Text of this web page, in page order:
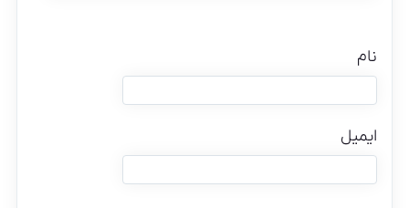
نام
ایمیل